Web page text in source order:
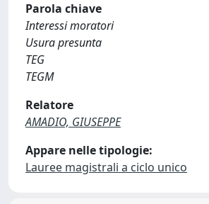
Parola chiave
Interessi moratori
Usura presunta
TEG
TEGM
Relatore
AMADIO, GIUSEPPE
Appare nelle tipologie:
Lauree magistrali a ciclo unico